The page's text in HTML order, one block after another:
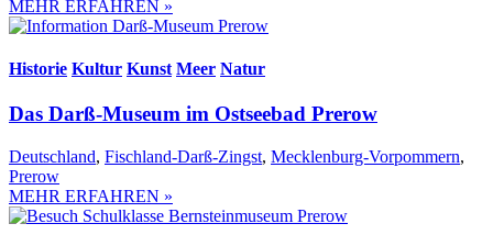
MEHR ERFAHREN »
Historie Kultur Kunst Meer Natur
Das Darß-Museum im Ostseebad Prerow
Deutschland, Fischland-Darß-Zingst, Mecklenburg-Vorpommern,
Prerow
MEHR ERFAHREN »